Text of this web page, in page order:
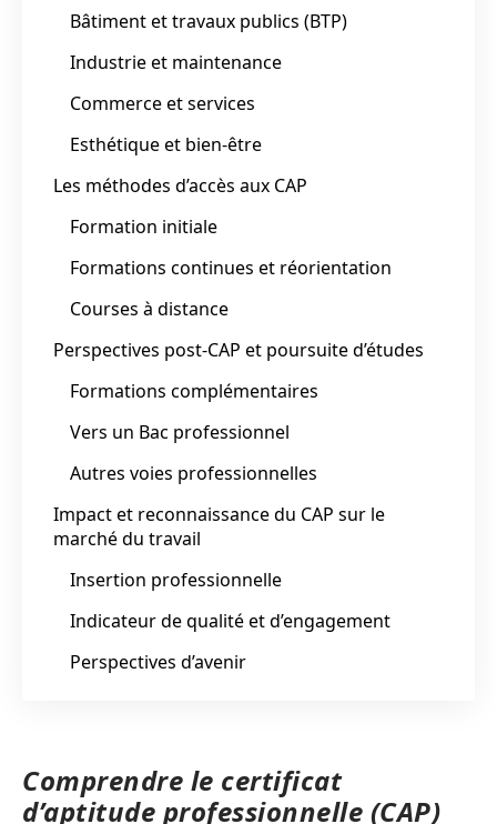
Bâtiment et travaux publics (BTP)
Industrie et maintenance
Commerce et services
Esthétique et bien-être
Les méthodes d’accès aux CAP
Formation initiale
Formations continues et réorientation
Courses à distance
Perspectives post-CAP et poursuite d’études
Formations complémentaires
Vers un Bac professionnel
Autres voies professionnelles
Impact et reconnaissance du CAP sur le
marché du travail
Insertion professionnelle
Indicateur de qualité et d’engagement
Perspectives d’avenir
Comprendre le certificat
d’aptitude professionnelle (CAP)